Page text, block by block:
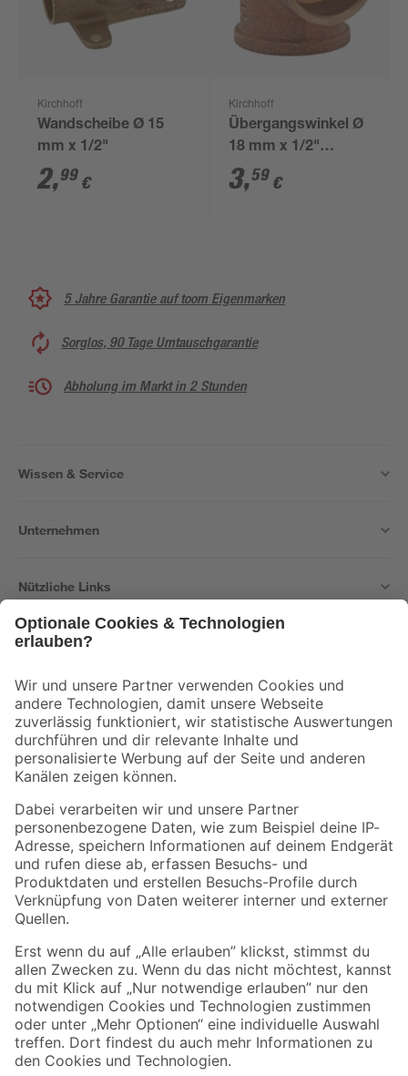
Kirchhoff
Wandscheibe Ø 15
mm x 1/2"
2,99 €
Kirchhoff
Übergangswinkel Ø
18 mm x 1/2"
Innengewinde
3,59 €
5 Jahre Garantie auf toom Eigenmarken
Sorglos, 90 Tage Umtauschgarantie
Abholung im Markt in 2 Stunden
Wissen & Service
Unternehmen
Nützliche Links
Der toom Newsletter: Keine Angebote und Aktionen mehr verpassen!
Zur Newsletter Anmeldung
Folge uns
Zahlungsarten Versandarten
Sicher einkaufen
Jetzt die toom-App herunterladen